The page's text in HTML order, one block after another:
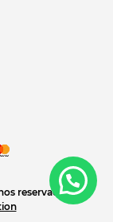
reservados